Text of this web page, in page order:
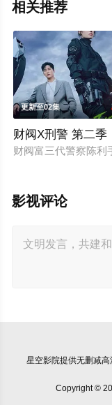
相关推荐
更新至02集
财阀X刑警 第二季
财阀富三代警察陈利
影视评论
星空影院提供无删减
Copyright ©